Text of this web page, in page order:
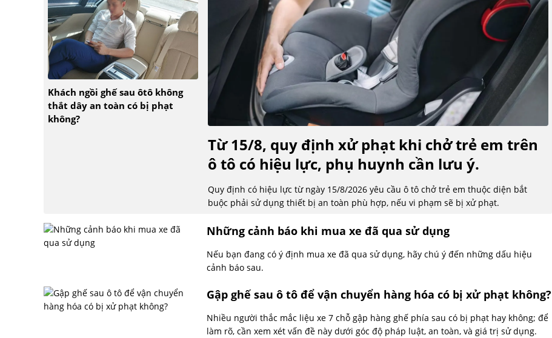
Từ 15/8, quy định xử phạt khi chở trẻ em trên
ô tô có hiệu lực, phụ huynh cần lưu ý.
Quy định có hiệu lực từ ngày 15/8/2026 yêu cầu ô tô chở trẻ em thuộc diện bắt
buộc phải sử dụng thiết bị an toàn phù hợp, nếu vi phạm sẽ bị xử phạt.
Khách ngồi ghế sau ôtô không
thắt dây an toàn có bị phạt
không?
Những cảnh báo khi mua xe đã qua sử dụng
Nếu bạn đang có ý định mua xe đã qua sử dụng, hãy chú ý đến những dấu hiệu
cảnh báo sau.
Gập ghế sau ô tô để vận chuyển hàng hóa có bị xử phạt không?
Nhiều người thắc mắc liệu xe 7 chỗ gập hàng ghế phía sau có bị phạt hay không; để
làm rõ, cần xem xét vấn đề này dưới góc độ pháp luật, an toàn, và giá trị sử dụng.